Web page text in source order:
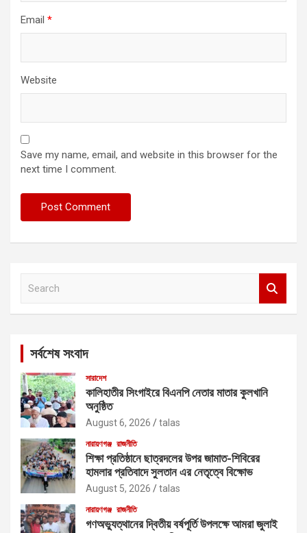
Email *
Website
Save my name, email, and website in this browser for the
next time I comment.
সর্বশেষ সংবাদ
সারাদেশ
কালিহাতীর সিংগাইরে বিএনপি নেতার মাতার কুলখানি
অনুষ্ঠিত
August 6, 2026 talas
নারায়ণগঞ্জ রাজনীতি
শিক্ষা প্রতিষ্ঠানে ছাত্রদলের উপর জামাত-শিবিরের
হামলার প্রতিবাদে সুলতান এর নেতৃত্বে বিক্ষোভ
August 5, 2026 talas
নারায়ণগঞ্জ রাজনীতি
গণঅভ্যুত্থানের দ্বিতীয় বর্ষপূর্তি উপলক্ষে আমরা জুলাই